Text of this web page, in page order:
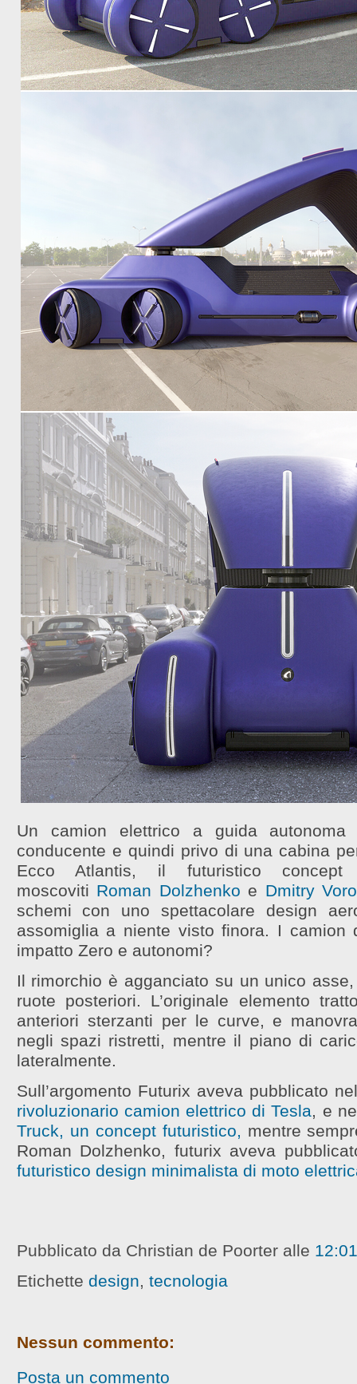
Un camion elettrico a guida
conducente e quindi privo di una cabina
Ecco Atlantis, il futuristico
moscoviti Roman Dolzhenko e Dmitry
schemi con uno spettacolare design
assomiglia a niente visto finora. I camion
impatto Zero e autonomi?
Il rimorchio è agganciato su un unico
ruote posteriori. L’originale elemento
anteriori sterzanti per le curve, e
negli spazi ristretti, mentre il piano di
lateralmente.
Sull’argomento Futurix aveva pubblicato
rivoluzionario camion elettrico di Tesla, e
Truck, un concept futuristico, mentre
Roman Dolzhenko, futurix aveva
futuristico design minimalista di moto
Pubblicato da Christian de Poorter alle 12:01
Etichette design, tecnologia
Nessun commento:
Posta un commento